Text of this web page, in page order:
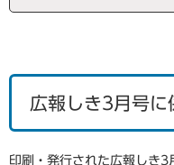
広報しき3月号に
印刷・発行された広報しき3